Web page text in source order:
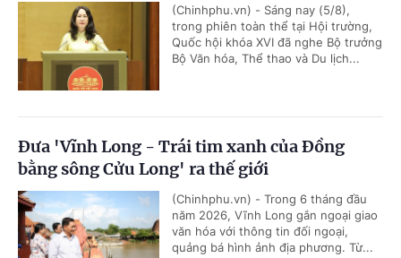
(Chinhphu.vn) - Sáng nay (5/8),
trong phiên toàn thể tại Hội trường,
Quốc hội khóa XVI đã nghe Bộ trưởng
Bộ Văn hóa, Thể thao và Du lịch...
Đưa 'Vĩnh Long - Trái tim xanh của Đồng
bằng sông Cửu Long' ra thế giới
(Chinhphu.vn) - Trong 6 tháng đầu
năm 2026, Vĩnh Long gắn ngoại giao
văn hóa với thông tin đối ngoại,
quảng bá hình ảnh địa phương. Từ...